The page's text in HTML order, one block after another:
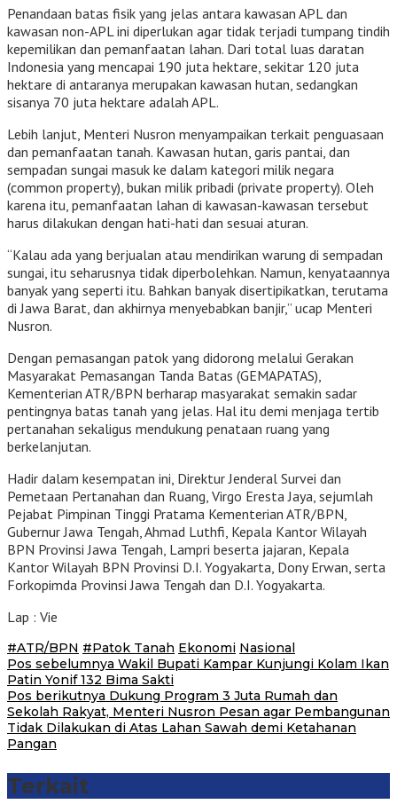
Penandaan batas fisik yang jelas antara kawasan APL dan
kawasan non-APL ini diperlukan agar tidak terjadi tumpang tindih
kepemilikan dan pemanfaatan lahan. Dari total luas daratan
Indonesia yang mencapai 190 juta hektare, sekitar 120 juta
hektare di antaranya merupakan kawasan hutan, sedangkan
sisanya 70 juta hektare adalah APL.
Lebih lanjut, Menteri Nusron menyampaikan terkait penguasaan
dan pemanfaatan tanah. Kawasan hutan, garis pantai, dan
sempadan sungai masuk ke dalam kategori milik negara
(common property), bukan milik pribadi (private property). Oleh
karena itu, pemanfaatan lahan di kawasan-kawasan tersebut
harus dilakukan dengan hati-hati dan sesuai aturan.
“Kalau ada yang berjualan atau mendirikan warung di sempadan
sungai, itu seharusnya tidak diperbolehkan. Namun, kenyataannya
banyak yang seperti itu. Bahkan banyak disertipikatkan, terutama
di Jawa Barat, dan akhirnya menyebabkan banjir,” ucap Menteri
Nusron.
Dengan pemasangan patok yang didorong melalui Gerakan
Masyarakat Pemasangan Tanda Batas (GEMAPATAS),
Kementerian ATR/BPN berharap masyarakat semakin sadar
pentingnya batas tanah yang jelas. Hal itu demi menjaga tertib
pertanahan sekaligus mendukung penataan ruang yang
berkelanjutan.
Hadir dalam kesempatan ini, Direktur Jenderal Survei dan
Pemetaan Pertanahan dan Ruang, Virgo Eresta Jaya, sejumlah
Pejabat Pimpinan Tinggi Pratama Kementerian ATR/BPN,
Gubernur Jawa Tengah, Ahmad Luthfi, Kepala Kantor Wilayah
BPN Provinsi Jawa Tengah, Lampri beserta jajaran, Kepala
Kantor Wilayah BPN Provinsi D.I. Yogyakarta, Dony Erwan, serta
Forkopimda Provinsi Jawa Tengah dan D.I. Yogyakarta.
Lap : Vie
#ATR/BPN #Patok Tanah Ekonomi Nasional
Navigasi
pos
Pos sebelumnya Wakil Bupati Kampar Kunjungi Kolam Ikan
Patin Yonif 132 Bima Sakti
Pos berikutnya Dukung Program 3 Juta Rumah dan
Sekolah Rakyat, Menteri Nusron Pesan agar Pembangunan
Tidak Dilakukan di Atas Lahan Sawah demi Ketahanan
Pangan
Terkait